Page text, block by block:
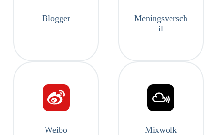
Blogger
Meningsversch
il
Weibo Mixwolk